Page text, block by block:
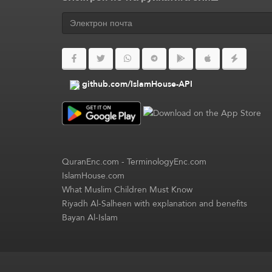
github.com/IslamHouse-API
QuranEnc.com-TerminologyEnc.com
IslamHouse.com
What Muslim Children Must Know
Riyadh Al-Salheen with explanation and benefits
Bayan Al-Islam